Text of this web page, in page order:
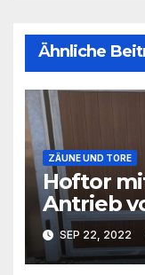
Ähnliche
ZÄUNE UND TORE
Hoftor
Antrieb
SEP 22, 2022